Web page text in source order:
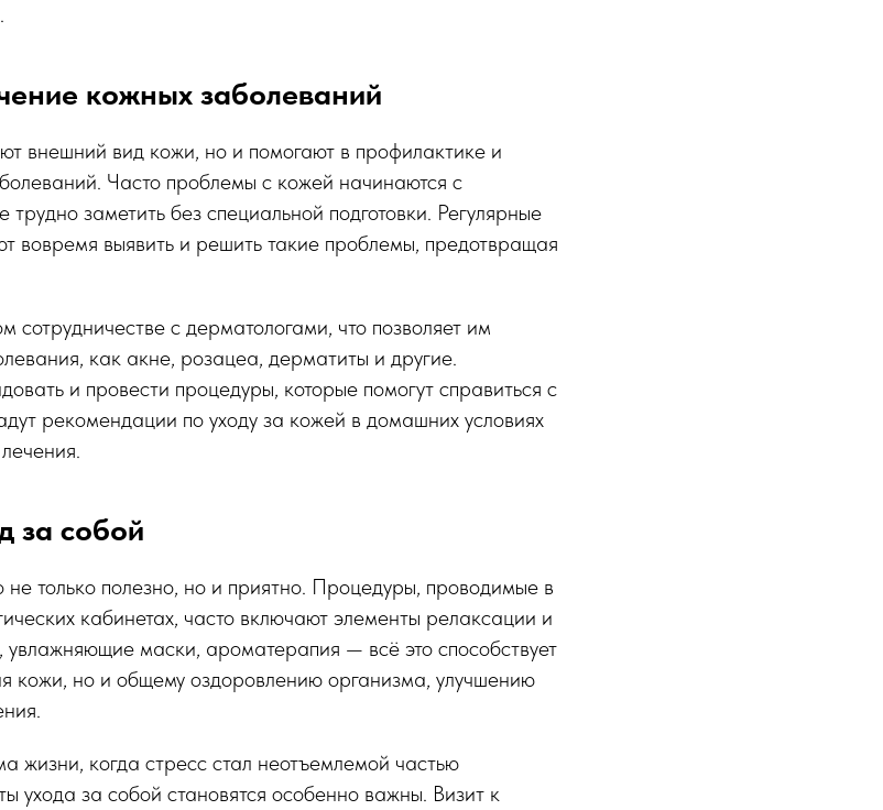
кожных заболеваний
внешний вид кожи, но и помогают в профилактике и
Часто проблемы с кожей начинаются с
заметить без специальной подготовки. Регулярные
вовремя выявить и решить такие проблемы, предотвращая
сотрудничестве с дерматологами, что позволяет им
как акне, розацеа, дерматиты и другие.
и провести процедуры, которые помогут справиться с
рекомендации по уходу за кожей в домашних условиях
за собой
только полезно, но и приятно. Процедуры, проводимые в
кабинетах, часто включают элементы релаксации и
маски, ароматерапия — всё это способствует
кожи, но и общему оздоровлению организма, улучшению
жизни, когда стресс стал неотъемлемой частью
ухода за собой становятся особенно важны. Визит к